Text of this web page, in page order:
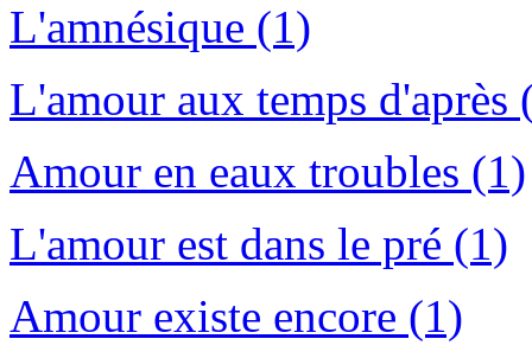
L'amnésique (1)
L'amour aux temps d'après
Amour en eaux troubles (1)
L'amour est dans le pré (1)
Amour existe encore (1)